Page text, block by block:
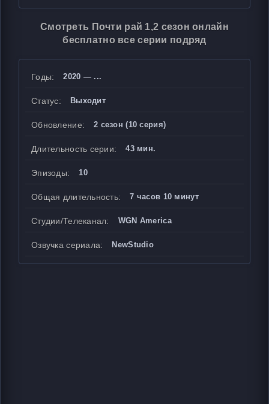
Смотреть Почти рай 1,2 сезон онлайн
бесплатно все серии подряд
Годы: 2020 — ...
Статус: Выходит
Обновление: 2 сезон (10 серия)
Длительность серии: 43 мин.
Эпизоды: 10
Общая длительность: 7 часов 10 минут
Студии/Телеканал: WGN America
Озвучка сериала: NewStudio